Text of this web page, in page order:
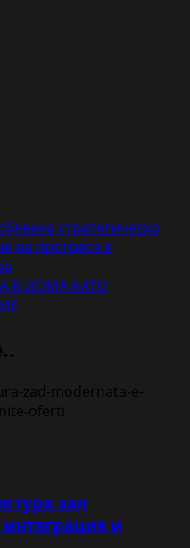
стратегическо
на прогреса в
В ДОМА КАТО
зад
и